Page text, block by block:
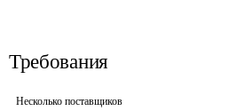
Требования
Несколько поставщиков